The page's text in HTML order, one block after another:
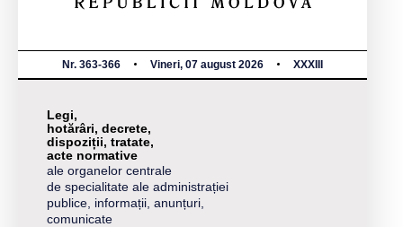
Nr. 363-366 Vineri, 07 august 2026 XXXIII
Legi,
hotărâri, decrete,
dispoziții, tratate,
acte normative
ale organelor centrale
de specialitate ale administrației
publice, informații, anunțuri,
comunicate